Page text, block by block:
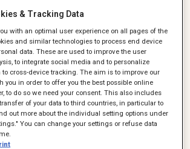
Motorer er designet til at køre på lav
brøndgas uden at gå på kompromis
generatorsæt giver kunderne mulighed
brændstofomkostningerne og
og logistikken ved levering af
3500 generatorsæt med Dynamic Gas
driftsomkostninger med høj
ved at erstatte diesel med lavprisgas,
De kan opfylde op til 70 % af deres
at bruge gas, eller de kan køre på kun
er gas tilgængelig. Det vigtigste er, at
og overgangen mellem gas- og
& Tracking Data
with an optimal user experience on all pages of the
and similar technologies to process end device
data. These are used to improve the user
to integrate social media and to personalize
cross-device tracking. The aim is to improve our
you in order to offer you the best possible online
to do so we need your consent. This also includes
of your data to third countries, in particular to
out more about the individual setting options under
You can change your settings or refuse data